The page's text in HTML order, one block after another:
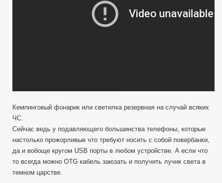
Кемпинговый фонарик или светилка резервная на случай всяких
ЧС.
Сейчас ведь у подавляющего большинства телефоны, которые
настолько прожорливые что требуют носить с собой повербанки,
да и вобоще кругом USB порты в любом устройстве. А если что
то всегда можно OTG кабель заюзать и получить лучик света в
темном царстве.